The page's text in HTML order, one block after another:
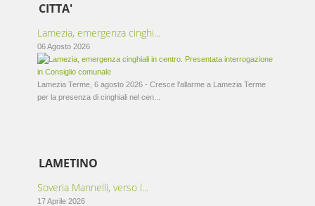
CITTA'
Lamezia, emergenza cinghi...
06 Agosto 2026
Lamezia Terme, 6 agosto 2026 - Cresce l'allarme a Lamezia Terme
per la presenza di cinghiali nel cen...
LAMETINO
Soveria Mannelli, verso l...
17 Aprile 2026